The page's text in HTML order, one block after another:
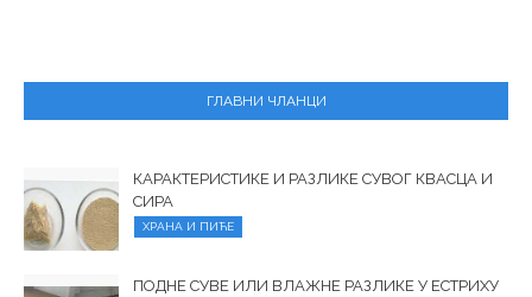
ГЛАВНИ ЧЛАНЦИ
КАРАКТЕРИСТИКЕ И РАЗЛИКЕ СУВОГ КВАСЦА И
СИРА
ХРАНА И ПИЋЕ
ПОДНЕ СУВЕ ИЛИ ВЛАЖНЕ РАЗЛИКЕ У ЕСТРИХУ